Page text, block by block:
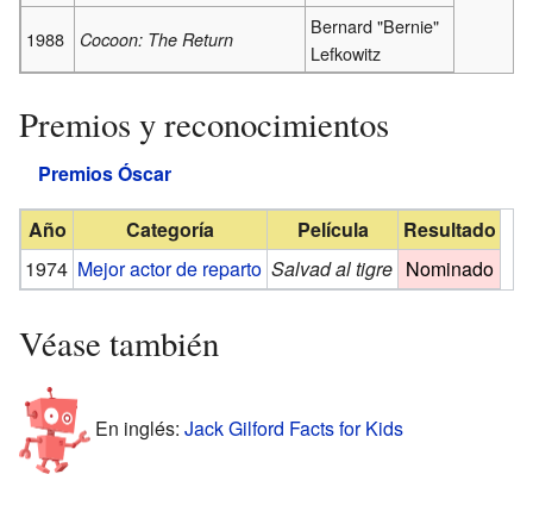
1988 Cocoon: The Return
Bernard "Bernie"
Lefkowitz
Premios y reconocimientos
Premios Óscar
Año Categoría Película
Resultado
1974 Mejor actor de reparto Salvad al tigre Nominado
Véase también
En inglés: Jack Gilford Facts for Kids